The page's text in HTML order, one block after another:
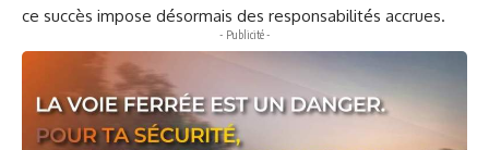
ce succès impose désormais des responsabilités accrues.
- Publicité -